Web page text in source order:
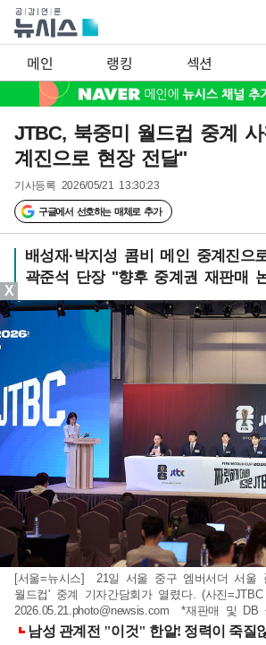
메인 랭킹 섹션
JTBC, 북중미 월드컵 중계
계진으로 현장 전달"
기사등록 2026/05/21 13:30:23
구글에서 선호하는 매체로 추가
배성재·박지성 콤비 메인 중계진으
곽준석 단장 "향후 중계권 재판매
[서울=뉴시스] 21일 서울 중구 엠버서더 서울
월드컵' 중계 기자간담회가 열렸다. (사진
2026.05.21.photo@newsis.com *재판매 및 DB
X